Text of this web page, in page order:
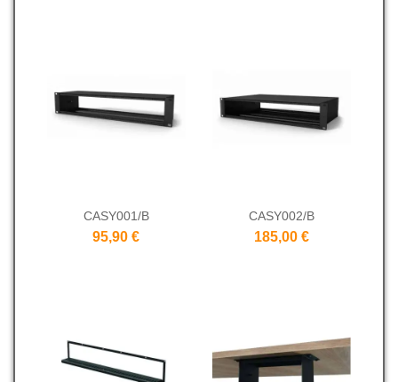
CASY001/B
95,90 €
CASY002/B
185,00 €